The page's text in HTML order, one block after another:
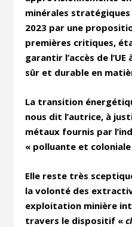
minérales
2023 par une
premières critiques,
garantir l’accès de
sûr et durable en
La transition
nous dit l’autrice, à
métaux fournis par
« polluante et coloniale
Elle reste très
la volonté des
exploitation minière
travers le dispositif «